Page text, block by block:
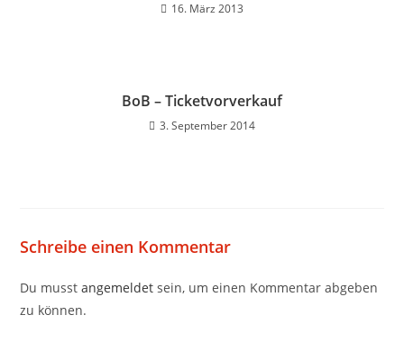
16. März 2013
BoB – Ticketvorverkauf
3. September 2014
Schreibe einen Kommentar
Du musstangemeldet sein, um einen Kommentar abgeben
zu können.